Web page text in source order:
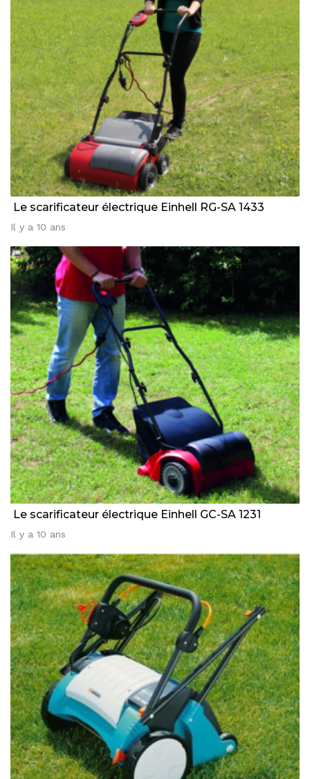
Le scarificateur électrique Einhell RG-SA 1433
Il y a 10 ans
Le scarificateur électrique Einhell GC-SA 1231
Il y a 10 ans